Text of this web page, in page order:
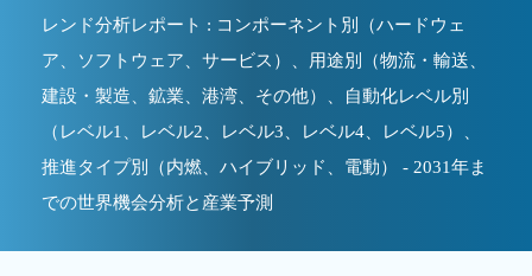
レンド分析レポート : コンポーネント別（ハードウェ
ア、ソフトウェア、サービス）、用途別（物流・輸送、
建設・製造、鉱業、港湾、その他）、自動化レベル別
（レベル1、レベル2、レベル3、レベル4、レベル5）、
推進タイプ別（内燃、ハイブリッド、電動） - 2031年ま
での世界機会分析と産業予測